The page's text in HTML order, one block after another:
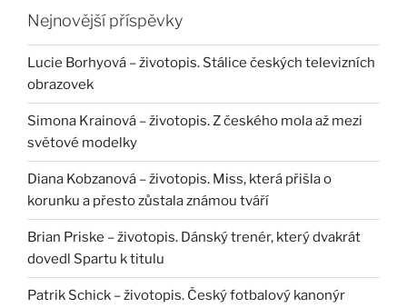
Nejnovější příspěvky
Lucie Borhyová – životopis. Stálice českých televizních
obrazovek
Simona Krainová – životopis. Z českého mola až mezi
světové modelky
Diana Kobzanová – životopis. Miss, která přišla o
korunku a přesto zůstala známou tváří
Brian Priske – životopis. Dánský trenér, který dvakrát
dovedl Spartu k titulu
Patrik Schick – životopis. Český fotbalový kanonýr